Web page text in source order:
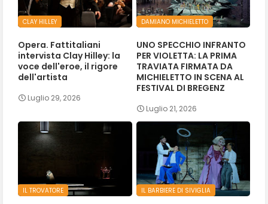
CLAY HILLEY
Opera. Fattitaliani
intervista Clay Hilley: la
voce dell'eroe, il rigore
dell'artista
Luglio 29, 2026
DAMIANO MICHIELETTO
UNO SPECCHIO INFRANTO
PER VIOLETTA: LA PRIMA
TRAVIATA FIRMATA DA
MICHIELETTO IN SCENA AL
FESTIVAL DI BREGENZ
Luglio 21, 2026
IL TROVATORE IL BARBIERE DI SIVIGLIA